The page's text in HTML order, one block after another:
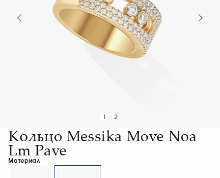
2
Кольцо Messika Move Noa
Lm Pave
Материал